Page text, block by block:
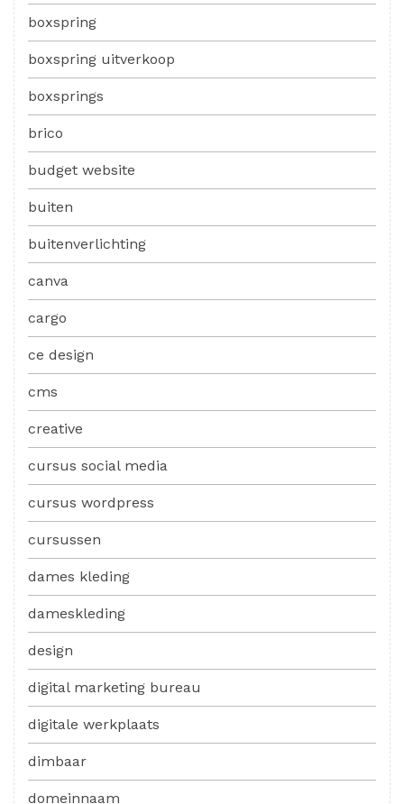
boxspring
boxspring uitverkoop
boxsprings
brico
budget website
buiten
buitenverlichting
canva
cargo
ce design
cms
creative
cursus social media
cursus wordpress
cursussen
dames kleding
dameskleding
design
digital marketing bureau
digitale werkplaats
dimbaar
domeinnaam